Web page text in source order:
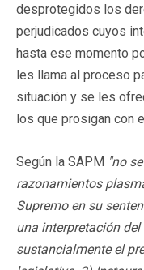
desprotegidos los
perjudicados cuyos
hasta ese momento
les llama al proceso
situación y se les
los que prosigan con
Según la SAPM "no
razonamientos
Supremo en su
una interpretación
sustancialmente el